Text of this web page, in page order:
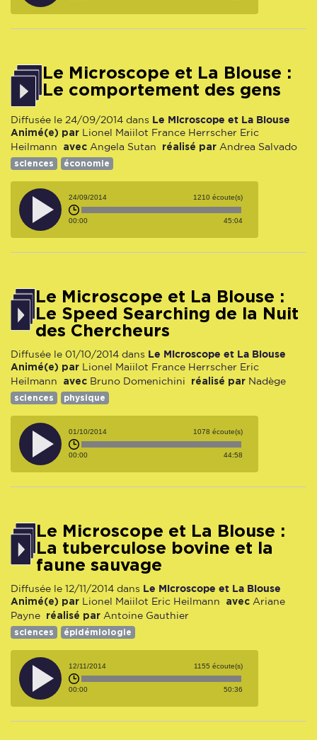
Le Microscope et La Blouse :
Le comportement des gens
Diffusée le 24/09/2014 dans Le Microscope et La Blouse
Animé(e) par Lionel Maiilot France Herrscher Eric
Heilmann
avec Angela Sutan réalisé par Andrea Salvado
sciences économie
24/09/2014 1210 écoute(s)
00:00 45:04
Le Microscope et La Blouse :
Le Speed Searching de la Nuit
des Chercheurs
Diffusée le 01/10/2014 dans Le Microscope et La Blouse
Animé(e) par Lionel Maiilot France Herrscher Eric
Heilmann
avec Bruno Domenichini réalisé par Nadège
sciences physique
01/10/2014 1078 écoute(s)
00:00 44:58
Le Microscope et La Blouse :
La tuberculose bovine et la
faune sauvage
Diffusée le 12/11/2014 dans Le Microscope et La Blouse
Animé(e) par Lionel Maiilot Eric Heilmann avec Ariane
Payne
réalisé par Antoine Gauthier
sciences épidémiologie
12/11/2014 1155 écoute(s)
00:00 50:36